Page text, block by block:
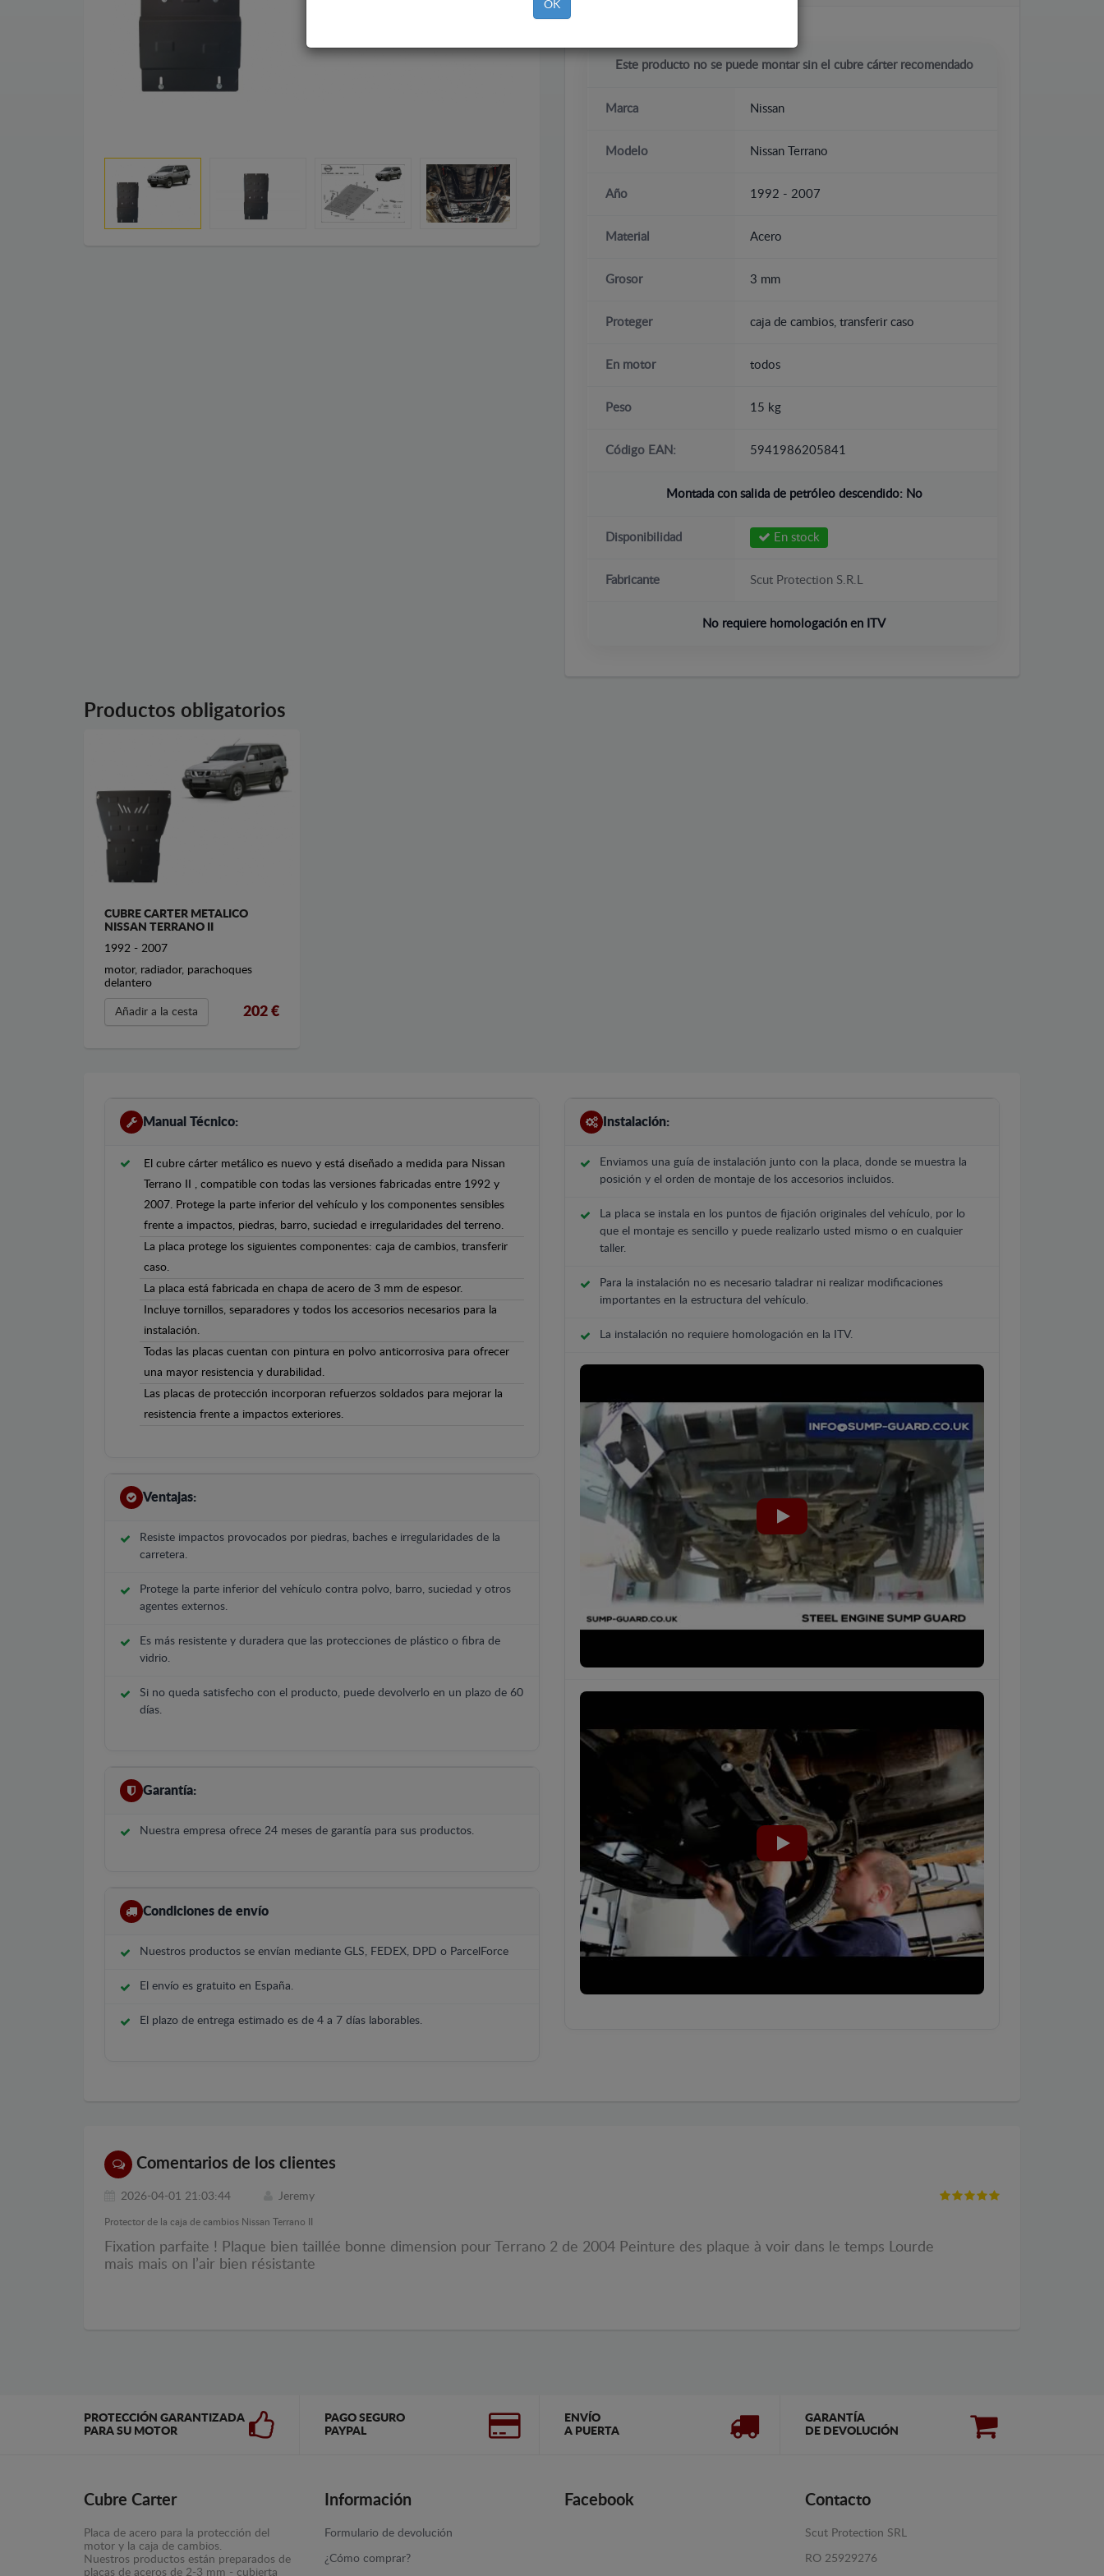
Este producto no se puede montar sin el cubre cárter recomendado
Marca Nissan
Modelo Nissan Terrano
Año 1992 - 2007
Material Acero
Grosor 3 mm
Proteger caja de cambios, transferir caso
En motor todos
Peso 15 kg
Código EAN: 5941986205841
Montada con salida de petróleo descendido: No
Disponibilidad En stock
Fabricante Scut Protection S.R.L
No requiere homologación en ITV
Productos obligatorios
CUBRE CARTER METALICO
NISSAN TERRANO II
1992 - 2007
motor, radiador, parachoques
delantero
Añadir a la cesta 202 €
Manual Técnico:
El cubre cárter metálico es nuevo y está diseñado a medida para Nissan
Terrano II , compatible con todas las versiones fabricadas entre 1992 y
2007. Protege la parte inferior del vehículo y los componentes sensibles
frente a impactos, piedras, barro, suciedad e irregularidades del terreno.
La placa protege los siguientes componentes: caja de cambios, transferir
caso.
La placa está fabricada en chapa de acero de 3 mm de espesor.
Incluye tornillos, separadores y todos los accesorios necesarios para la
instalación.
Todas las placas cuentan con pintura en polvo anticorrosiva para ofrecer
una mayor resistencia y durabilidad.
Las placas de protección incorporan refuerzos soldados para mejorar la
resistencia frente a impactos exteriores.
Ventajas:
Resiste impactos provocados por piedras, baches e irregularidades de la
carretera.
Protege la parte inferior del vehículo contra polvo, barro, suciedad y otros
agentes externos.
Es más resistente y duradera que las protecciones de plástico o fibra de
vidrio.
Si no queda satisfecho con el producto, puede devolverlo en un plazo de 60
días.
Garantía:
Nuestra empresa ofrece 24 meses de garantía para sus productos.
Condiciones de envío
Nuestros productos se envían mediante GLS, FEDEX, DPD o ParcelForce
El envío es gratuito en España.
El plazo de entrega estimado es de 4 a 7 días laborables.
Instalación:
Enviamos una guía de instalación junto con la placa, donde se muestra la
posición y el orden de montaje de los accesorios incluidos.
La placa se instala en los puntos de fijación originales del vehículo, por lo
que el montaje es sencillo y puede realizarlo usted mismo o en cualquier
taller.
Para la instalación no es necesario taladrar ni realizar modificaciones
importantes en la estructura del vehículo.
La instalación no requiere homologación en la ITV.
Comentarios de los clientes
2026-04-01 21:03:44 Jeremy
Protector de la caja de cambios Nissan Terrano II
Fixation parfaite ! Plaque bien taillée bonne dimension pour Terrano 2 de 2004 Peinture des plaque à voir dans le temps Lourde
mais mais on l’air bien résistante
PROTECCIÓN GARANTIZADA
PARA SU MOTOR
PAGO SEGURO
PAYPAL
ENVÍO
A PUERTA
GARANTÍA
DE DEVOLUCIÓN
Cubre Carter
Placa de acero para la protección del
motor y la caja de cambios.
Nuestros productos están preparados de
placas de aceros de 2-3 mm - cubierta
Información
Formulario de devolución
¿Cómo comprar?
Facebook Contacto
Scut Protection SRL
RO 25929276
OK